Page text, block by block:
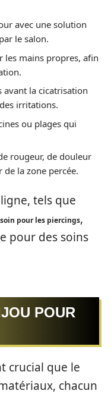
avec une solution
le salon.
les mains propres, afin
avant la cicatrisation
irritations.
ou plages qui
rougeur, de douleur
la zone percée.
tels que
pour les piercings,
pour des soins
POUR
crucial que le
chacun